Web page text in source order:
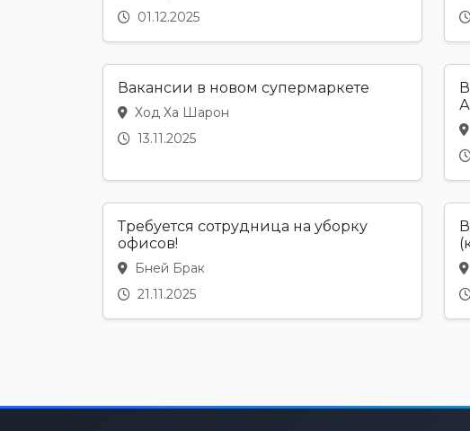
01.12.2025
Вакансии в новом супермаркете
Ход Ха Шарон
13.11.2025
Требуется сотрудница на уборку
офисов!
Бней Брак
21.11.2025